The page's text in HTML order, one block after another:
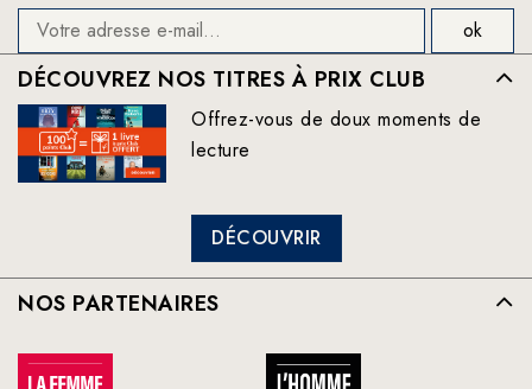
DÉCOUVREZ NOS TITRES À PRIX CLUB
Offrez-vous de doux moments de
lecture
DÉCOUVRIR
NOS PARTENAIRES